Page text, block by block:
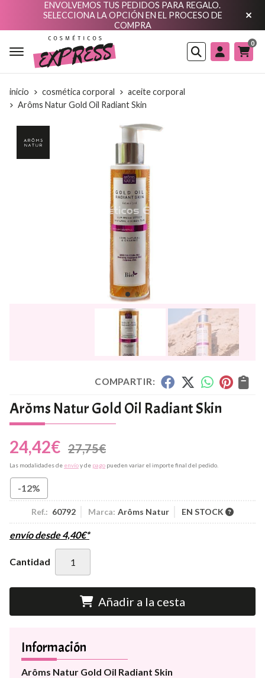
ENVOLVEMOS TUS PEDIDOS PARA REGALO.
SELECCIONA LA OPCIÓN EN EL PROCESO DE
COMPRA
Buscar
0
inicio cosmética corporal
aceite corporal
Arôms Natur Gold Oil Radiant Skin
COMPARTIR:
Arôms Natur Gold Oil Radiant Skin
24,42€ 27,75€
Las modalidades de envíoy de pago pueden variar el importe final del pedido.
-12%
Ref.: 60792 Marca: Arôms Natur EN STOCK
envío desde4,40€*
Cantidad
Añadir a la cesta
Información
Arôms Natur Gold Oil Radiant Skin